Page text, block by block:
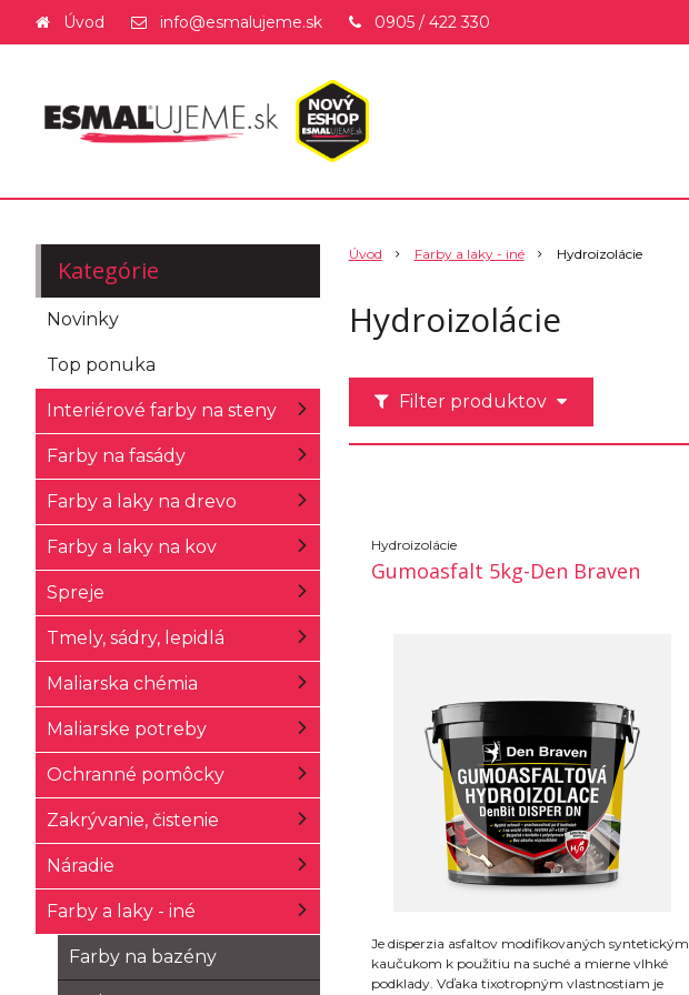
Úvod info@esmalujeme.sk 0905 / 422 330
Úvod Farby a laky - iné Hydroizolácie
Hydroizolácie
Filter produktov
Hydroizolácie
Gumoasfalt 5kg-Den Braven
Je disperzia asfaltov modifikovaných syntetickým
kaučukom k použitiu na suché a mierne vlhké
podklady. Vďaka tixotropným vlastnostiam je
Kategórie
Novinky
Top ponuka
Interiérové farby na steny
Farby na fasády
Farby a laky na drevo
Farby a laky na kov
Spreje
Tmely, sádry, lepidlá
Maliarska chémia
Maliarske potreby
Ochranné pomôcky
Zakrývanie, čistenie
Náradie
Farby a laky - iné
Farby na bazény